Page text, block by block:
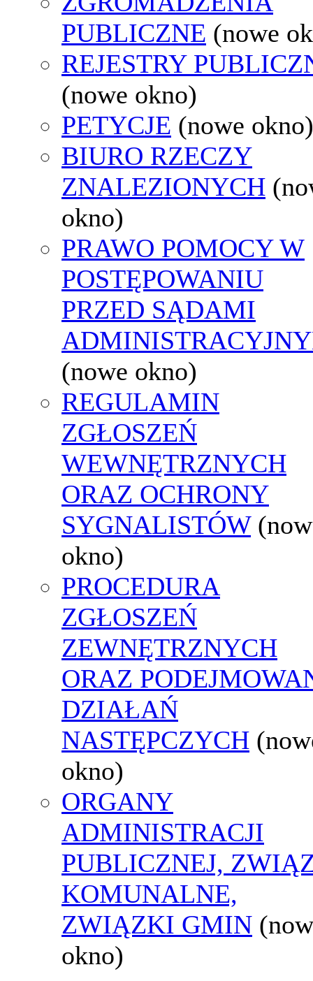
PUBLICZNE (nowe
REJESTRY
(nowe okno)
PETYCJE (nowe okno)
BIURO RZECZY
ZNALEZIONYCH
okno)
PRAWO POMOCY W
POSTĘPOWANIU
PRZED SĄDAMI
(nowe okno)
REGULAMIN
ZGŁOSZEŃ
WEWNĘTRZNYCH
ORAZ OCHRONY
SYGNALISTÓW
okno)
PROCEDURA
ZGŁOSZEŃ
ZEWNĘTRZNYCH
ORAZ
DZIAŁAŃ
NASTĘPCZYCH
okno)
ORGANY
ADMINISTRACJI
PUBLICZNEJ,
KOMUNALNE,
ZWIĄZKI GMIN
okno)